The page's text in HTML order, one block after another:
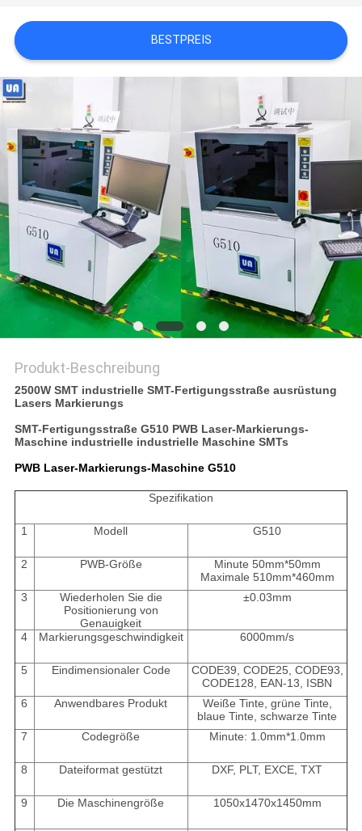
FORDERN
SIE
EIN
ZITAT
VR
SITEMAP
PRIVACY
POLICY
BESTPREIS
Produkt-Beschreibung
2500W SMT industrielle SMT-Fertigungsstraße ausrüstung
Lasers Markierungs
SMT-Fertigungsstraße G510 PWB Laser-Markierungs-
Maschine industrielle industrielle Maschine SMTs
PWB Laser-Markierungs-Maschine G510
Spezifikation
1 Modell G510
2 PWB-Größe
Minute 50mm*50mm
Maximale 510mm*460mm
3
Wiederholen Sie die
Positionierung von
Genauigkeit
±0.03mm
4 Markierungsgeschwindigkeit 6000mm/s
5 Eindimensionaler Code
CODE39, CODE25, CODE93,
CODE128, EAN-13, ISBN
6
Anwendbares Produkt
Weiße Tinte, grüne Tinte,
blaue Tinte, schwarze Tinte
7
Codegröße Minute: 1.0mm*1.0mm
8 Dateiformat gestützt DXF, PLT, EXCE, TXT
9 Die Maschinengröße 1050x1470x1450mm